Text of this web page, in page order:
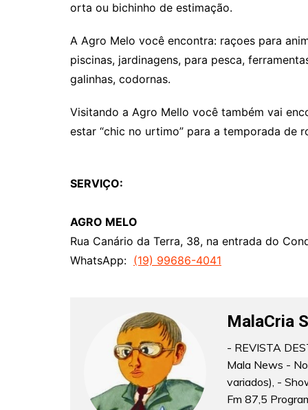
orta ou bichinho de estimação.
A Agro Melo você encontra: raçoes para
piscinas, jardinagens, para pesca,
galinhas, codornas.
Visitando a Agro Mello você também vai
estar “chic no urtimo” para a temporada de
SERVIÇO:
AGRO MELO
Rua Canário da Terra, 38, na entrada do
WhatsApp: (19) 99686-4041
MalaCria
- REVISTA
Mala News -
variados), -
Fm 87,5